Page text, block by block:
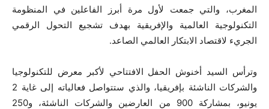
المغرب، والتي جمعت لأول مرة أبرز الفاعلين في المنظومة
التكنولوجية العالمية والإفريقية بهدف تشجيع التحول الرقمي
الجريء لاقتصاد الابتكار العالمي الصاعد.
وترأس السيد أخنوش الحفل الافتتاحي لأكبر معرض للتكنولوجيا
والشركات الناشئة بإفريقيا، والذي ستتواصل فعالياته إلى غاية 2
يونيو، بمشاركة 900 من العارضين والشركات الناشئة، و250